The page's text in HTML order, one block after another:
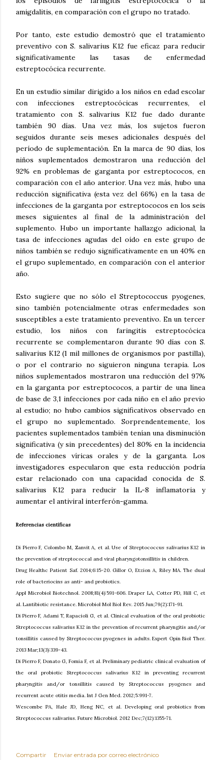
amigdalitis, en comparación con el grupo no tratado.
Por tanto, este estudio demostró que el tratamiento
preventivo con S. salivarius K12 fue eficaz para reducir
significativamente las tasas de enfermedad
estreptocócica recurrente.
En un estudio similar dirigido a los niños en edad escolar
con infecciones estreptocócicas recurrentes, el
tratamiento con S. salivarius K12 fue dado durante
también 90 días. Una vez más, los sujetos fueron
seguidos durante seis meses adicionales después del
período de suplementación. En la marca de 90 días, los
niños suplementados demostraron una reducción del
92% en problemas de garganta por estreptococos, en
comparación con el año anterior. Una vez más, hubo una
reducción significativa (esta vez del 66%) en la tasa de
infecciones de la garganta por estreptococos en los seis
meses siguientes al final de la administración del
suplemento. Hubo un importante hallazgo adicional, la
tasa de infecciones agudas del oído en este grupo de
niños también se redujo significativamente en un 40% en
el grupo suplementado, en comparación con el anterior
año.
Esto sugiere que no sólo el Streptococcus pyogenes,
sino también potencialmente otras enfermedades son
susceptibles a este tratamiento preventivo. En un tercer
estudio, los niños con faringitis estreptocócica
recurrente se complementaron durante 90 días con S.
salivarius K12 (1 mil millones de organismos por pastilla),
o por el contrario no siguieron ninguna terapia. Los
niños suplementados mostraron una reducción del 97%
en la garganta por estreptococos, a partir de una línea
de base de 3,1 infecciones por cada niño en el año previo
al estudio; no hubo cambios significativos observado en
el grupo no suplementado. Sorprendentemente, los
pacientes suplementados también tenían una disminución
significativa (y sin precedentes) del 80% en la incidencia
de infecciones víricas orales y de la garganta. Los
investigadores especularon que esta reducción podría
estar relacionado con una capacidad conocida de S.
salivarius K12 para reducir la IL-8 inflamatoria y
aumentar el antiviral interferón-gamma.
Referencias científicas
Di Pierro F, Colombo M, Zanvit A, et al. Use of Streptococcus salivarius K12 in
the prevention of streptococcal and viral pharyngotonsillitis in children.
Drug Healthc Patient Saf. 2014;6:15-20. Gillor O, Etzion A, Riley MA. The dual
role of bacteriocins as anti- and probiotics.
Appl Microbiol Biotechnol. 2008;81(4):591-606. Draper LA, Cotter PD, Hill C, et
al. Lantibiotic resistance. Microbiol Mol Biol Rev. 2015 Jun;79(2):171-91.
Di Pierro F, Adami T, Rapacioli G, et al. Clinical evaluation of the oral probiotic
Streptococcus salivarius K12 in the prevention of recurrent pharyngitis and/or
tonsillitis caused by Streptococcus pyogenes in adults. Expert Opin Biol Ther.
2013 Mar;13(3):339-43.
Di Pierro F, Donato G, Fomia F, et al. Preliminary pediatric clinical evaluation of
the oral probiotic Streptococcus salivarius K12 in preventing recurrent
pharyngitis and/or tonsillitis caused by Streptococcus pyogenes and
recurrent acute otitis media. Int J Gen Med. 2012;5:991-7.
Wescombe PA, Hale JD, Heng NC, et al. Developing oral probiotics from
Streptococcus salivarius. Future Microbiol. 2012 Dec;7(12):1355-71.
Compartir
Enviar entrada por correo electrónico